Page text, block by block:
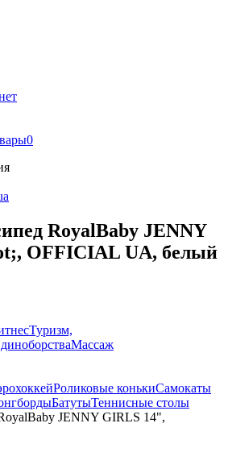
0
RoyalBaby JENNY
OFFICIAL UA, белый
Туризм,
Массаж
Роликовые конькиСамокаты
БатутыТеннисные столы
JENNY GIRLS 14",